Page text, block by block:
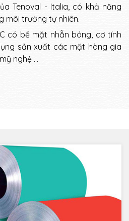
Tenoval - Italia, có khả năng
môi trường tự nhiên.
có bề mặt nhẵn bóng, cơ tính
sản xuất các mặt hàng gia
nghệ …